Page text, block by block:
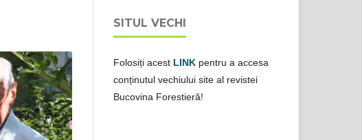
SITUL VECHI
Folosiți acest LINK pentru a accesa
conținutul vechiului site al revistei
Bucovina Forestieră!